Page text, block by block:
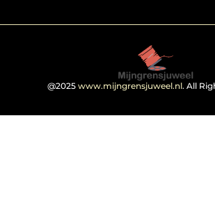
@2025 www.mijngrensjuweel.nl. All